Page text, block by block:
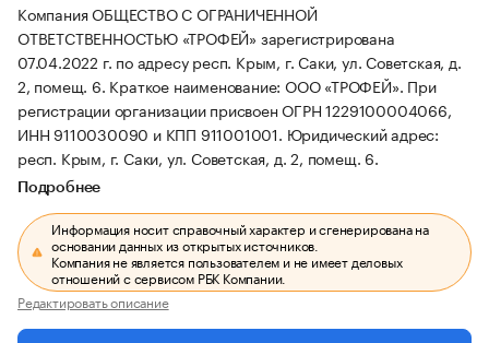
Компания ОБЩЕСТВО С ОГРАНИЧЕННОЙ
ОТВЕТСТВЕННОСТЬЮ «ТРОФЕЙ» зарегистрирована
07.04.2022 г. по адресу респ. Крым, г. Саки, ул. Советская, д.
2, помещ. 6. Краткое наименование: ООО «ТРОФЕЙ». При
регистрации организации присвоен ОГРН 1229100004066,
ИНН 9110030090 и КПП 911001001. Юридический адрес:
респ. Крым, г. Саки, ул. Советская, д. 2, помещ. 6.
Подробнее
Информация носит справочный характер и сгенерирована на
основании данных из открытых источников.
Компания не является пользователем и не имеет деловых
отношений с сервисом РБК Компании.
Редактировать описание